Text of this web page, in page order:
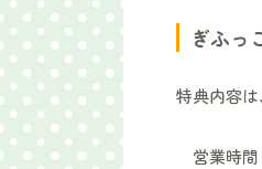
ぎふっ
特典内容
営業時間